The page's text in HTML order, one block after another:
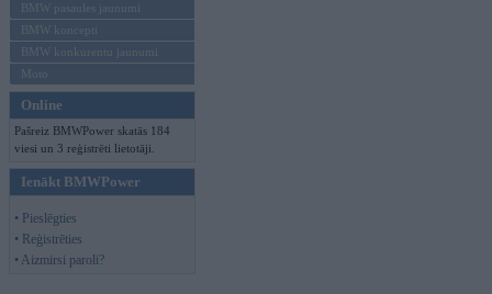
BMW pasaules jaunumi
BMW koncepti
BMW konkurentu jaunumi
Moto
Online
Pašreiz BMWPower skatās 184
viesi un 3 reģistrēti lietotāji.
Ienākt BMWPower
• Pieslēgties
• Reģistrēties
• Aizmirsi paroli?